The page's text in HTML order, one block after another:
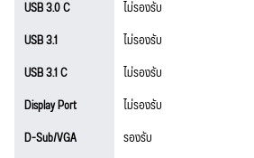
USB 3.0 C
ไม่รองรับ
USB 3.1
ไม่รองรับ
USB 3.1 C
ไม่รองรับ
Display Port
ไม่รองรับ
D-Sub/VGA
รองรับ